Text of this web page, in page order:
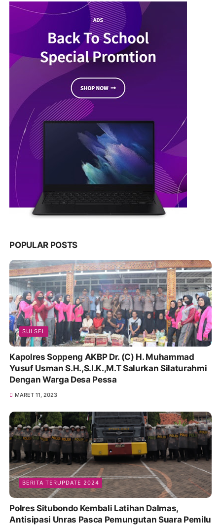
POPULAR POSTS
SULSEL
Kapolres Soppeng AKBP Dr. (C) H. Muhammad
Yusuf Usman S.H.,S.I.K.,M.T Salurkan Silaturahmi
Dengan Warga Desa Pessa
MARET 11, 2023
BERITA TERUPDATE 2024
Polres Situbondo Kembali Latihan Dalmas,
Antisipasi Unras Pasca Pemungutan Suara Pemilu